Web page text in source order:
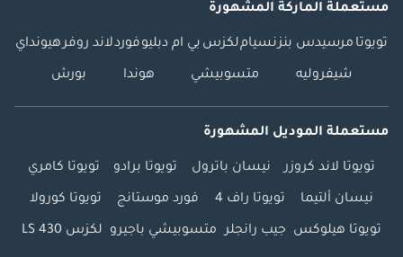
مستعملة الماركة المشهورة
تويوتا مرسيدس بنزنسياملكزس بي ام دبليوفوردلاند روفرهيونداي
شيفروليه متسوبيشي هوندا بورش
مستعملة الموديل المشهورة
تويوتا لاند كروزر نيسان باترول تويوتا برادو تويوتا كامري
نيسان ألتيما تويوتا راف 4 فورد موستانج تويوتا كورولا
تويوتا هيلوكس جيب رانجلر متسوبيشي باجيرو لكزس LS 430